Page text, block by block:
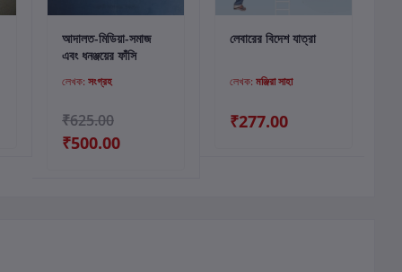
কার্টে যোগ করুন
আদালত-মিডিয়া-সমাজ
এবং ধনঞ্জয়ের ফাঁসি
লেখক: সংগ্রহ
₹625.00
₹500.00
কার্টে যোগ করুন
লেবারের বিদেশ যাত্রা
লেখক: মঞ্জিরা সাহা
₹277.00